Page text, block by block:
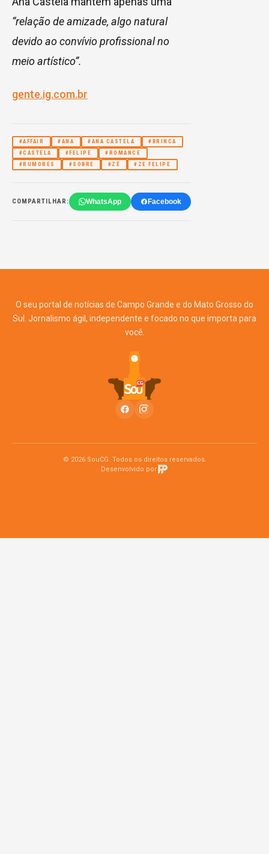
“relação de amizade, algo natural
devido ao convívio profissional no
meio artístico”.
gente.ig.com.br
#AFFAIR #ANA #ANA CASTELA
#BRINCA
#CASTELA
#FELIPE
#ROMANCE
#RUMORES
#SOBRE #ZÉ #ZE FELIPE
COMPARTILHAR: WhatsApp Facebook
O seu portal de notícias de Campo Grande e do Mato Grosso do
Sul. Jornalismo ágil, independente e focado no que importa para
você.
© 2026 SouCG. Todos os direitos reservados.
Desenvolvido por